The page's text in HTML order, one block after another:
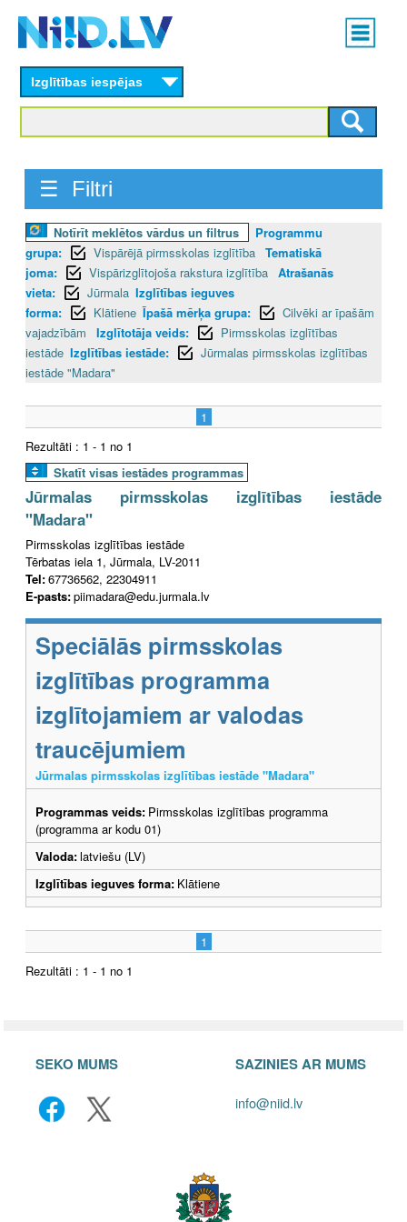
content
Main
menu
Izglītības iespējas
☰ Filtri
Notīrīt meklētos vārdus un filtrus
Programmu
grupa:
Vispārējā pirmsskolas izglītība Tematiskā
joma:
Vispārizglītojoša rakstura izglītība Atrašanās
vieta:
Jūrmala Izglītības ieguves
forma:
Klātiene Īpašā mērķa grupa:
Cilvēki ar īpašām
vajadzībām
Izglītotāja veids:
Pirmsskolas izglītības
iestāde Izglītības iestāde:
Jūrmalas pirmsskolas izglītības
iestāde "Madara"
1
Rezultāti : 1 - 1 no 1
Skatīt visas iestādes programmas
Jūrmalas pirmsskolas izglītības iestāde
"Madara"
Pirmsskolas izglītības iestāde
Tērbatas iela 1, Jūrmala, LV-2011
Tel:67736562, 22304911
E-pasts:piimadara@edu.jurmala.lv
Speciālās pirmsskolas
izglītības programma
izglītojamiem ar valodas
traucējumiem
Jūrmalas pirmsskolas izglītības iestāde "Madara"
Programmas veids: Pirmsskolas izglītības programma
(programma ar kodu 01)
Valoda:latviešu (LV)
Izglītības ieguves forma: Klātiene
1
Rezultāti : 1 - 1 no 1
SEKO MUMS SAZINIES AR MUMS
info@niid.lv